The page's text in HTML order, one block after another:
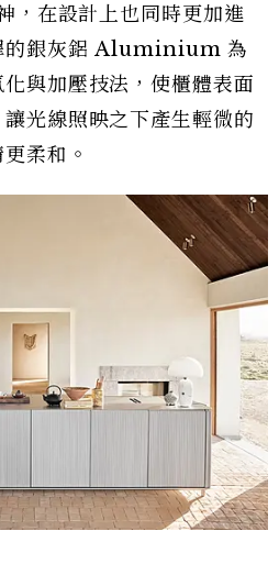
，在設計上也同時更加進
的銀灰鋁 Aluminium 為
與加壓技法，使櫃體表面
光線照映之下產生輕微的
柔和。